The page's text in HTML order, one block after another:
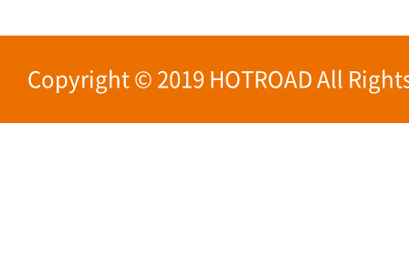
Copyright © 2019 HOTROAD All